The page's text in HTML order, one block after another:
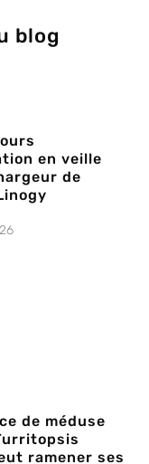
blog
en veille
de
de méduse
ramener ses